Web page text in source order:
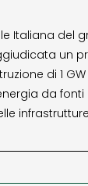
Italiana del
un
di 1
da fonti